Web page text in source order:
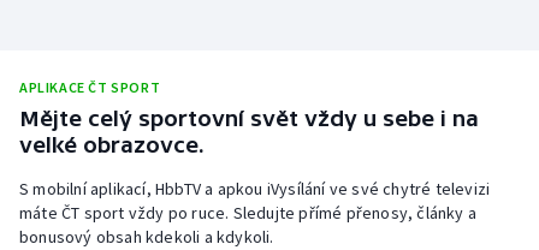
APLIKACE ČT SPORT
Mějte celý sportovní svět vždy u sebe i na
velké obrazovce.
S mobilní aplikací, HbbTV a apkou iVysílání ve své chytré televizi
máte ČT sport vždy po ruce. Sledujte přímé přenosy, články a
bonusový obsah kdekoli a kdykoli.